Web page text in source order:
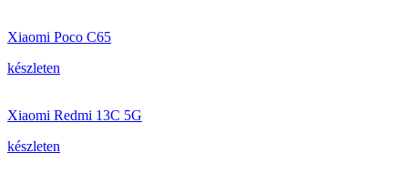
Xiaomi Poco C65
készleten
Xiaomi Redmi 13C 5G
készleten